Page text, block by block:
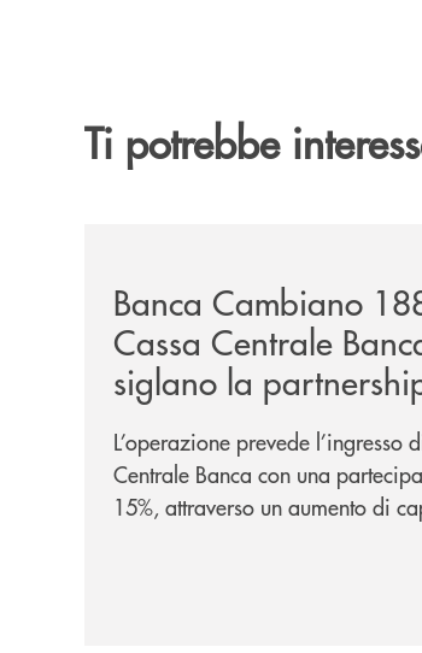
Ti potrebbe
Banca Cambiano
Cassa Centrale
siglano la
strategica
L’operazione prevede l’ingresso
Centrale Banca con una
15%, attraverso un aumento di
sulla condivisione di valori
prossimità ai territori, per